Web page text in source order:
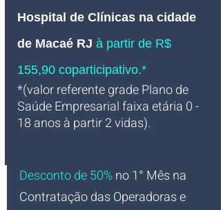
Hospital de Clínicas na cidade
de Macaé RJ à partir de R$
155,90 coparticipativo.*
*(valor referente grade Plano de
Saúde Empresarial faixa etária 0 -
18 anos à partir 2 vidas).
Desconto de 50%no 1° Mês na
Contratação das Operadoras e